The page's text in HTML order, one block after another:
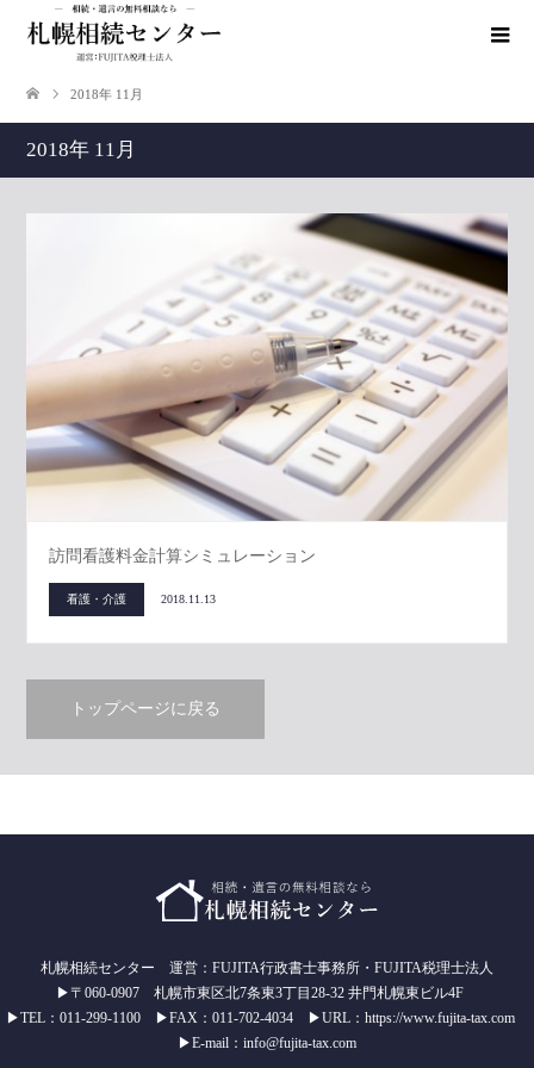
2018年 11月
2018年 11月
訪問看護料金計算シミュレーション
看護・介護 2018.11.13
トップページに戻る
札幌相続センター 運営：FUJITA行政書士事務所・FUJITA税理士法人
▶〒060-0907 札幌市東区北7条東3丁目28-32 井門札幌東ビル4F
▶TEL：011-299-1100 ▶FAX：011-702-4034 ▶URL：https://www.fujita-tax.com
▶E-mail：info@fujita-tax.com